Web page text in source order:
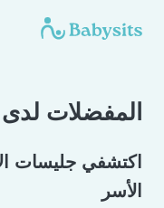
المفضلات لدى
اكتشفي جليسات
الأسر